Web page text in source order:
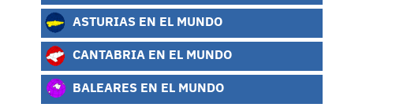
ASTURIAS EN EL MUNDO
CANTABRIA EN EL MUNDO
BALEARES EN EL MUNDO